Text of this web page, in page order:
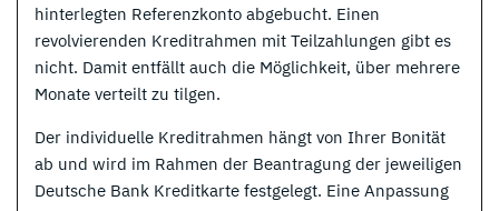
hinterlegten Referenzkonto abgebucht. Einen
revolvierenden Kreditrahmen mit Teilzahlungen gibt es
nicht. Damit entfällt auch die Möglichkeit, über mehrere
Monate verteilt zu tilgen.
Der individuelle Kreditrahmen hängt von Ihrer Bonität
ab und wird im Rahmen der Beantragung der jeweiligen
Deutsche Bank Kreditkarte festgelegt. Eine Anpassung